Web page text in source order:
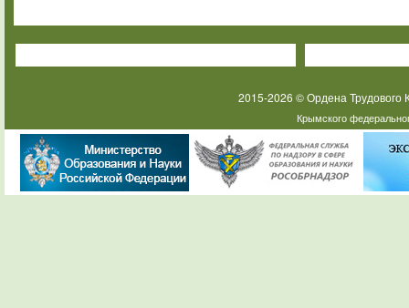
2015-2026 © Ордена
Крымского